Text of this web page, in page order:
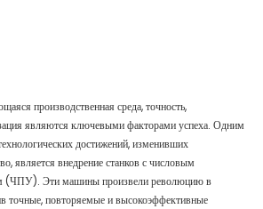
производственная среда, точность,
являются ключевыми факторами успеха. Одним
достижений, изменивших
является внедрение станков с числовым
(ЧПУ). Эти машины произвели революцию в
точные, повторяемые и высокоэффективные